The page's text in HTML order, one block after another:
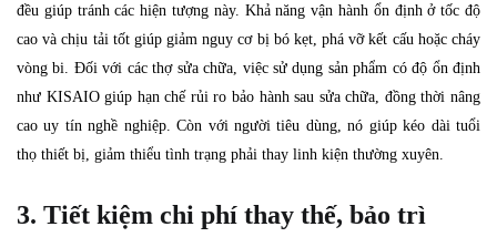
đều giúp tránh các hiện tượng này. Khả năng vận hành ổn định ở tốc độ
cao và chịu tải tốt giúp giảm nguy cơ bị bó kẹt, phá vỡ kết cấu hoặc cháy
vòng bi. Đối với các thợ sửa chữa, việc sử dụng sản phẩm có độ ổn định
như KISAIO giúp hạn chế rủi ro bảo hành sau sửa chữa, đồng thời nâng
cao uy tín nghề nghiệp. Còn với người tiêu dùng, nó giúp kéo dài tuổi
thọ thiết bị, giảm thiểu tình trạng phải thay linh kiện thường xuyên.
3. Tiết kiệm chi phí thay thế, bảo trì